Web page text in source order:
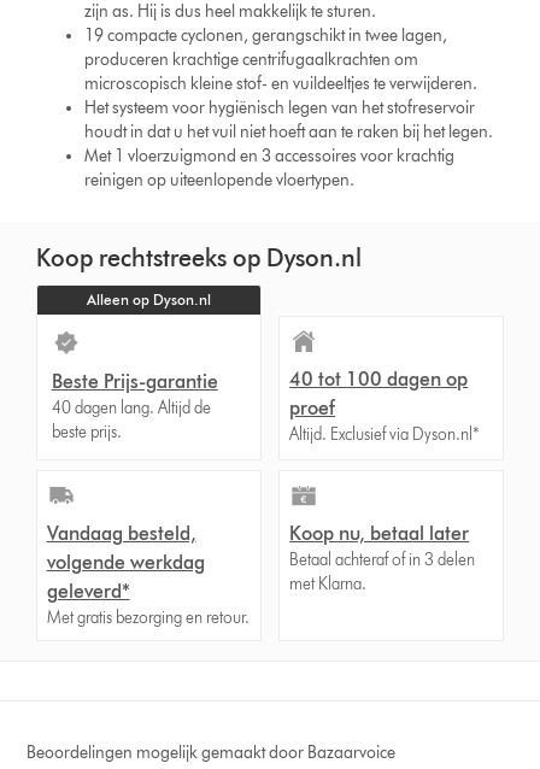
zijn as. Hij is dus heel makkelijk te sturen.
19 compacte cyclonen, gerangschikt in twee lagen,
produceren krachtige centrifugaalkrachten om
microscopisch kleine stof- en vuildeeltjes te verwijderen.
Het systeem voor hygiënisch legen van het stofreservoir
houdt in dat u het vuil niet hoeft aan te raken bij het legen.
Met 1 vloerzuigmond en 3 accessoires voor krachtig
reinigen op uiteenlopende vloertypen.
Koop rechtstreeks op Dyson.nl
Alleen op Dyson.nl
Beste Prijs-garantie
40 dagen lang. Altijd de
beste prijs.
40 tot 100 dagen op
proef
Altijd. Exclusief via Dyson.nl*
Vandaag besteld,
volgende werkdag
geleverd*
Met gratis bezorging en retour.
Koop nu, betaal later
Betaal achteraf of in 3 delen
met Klarna.
Beoordelingen mogelijk gemaakt door Bazaarvoice